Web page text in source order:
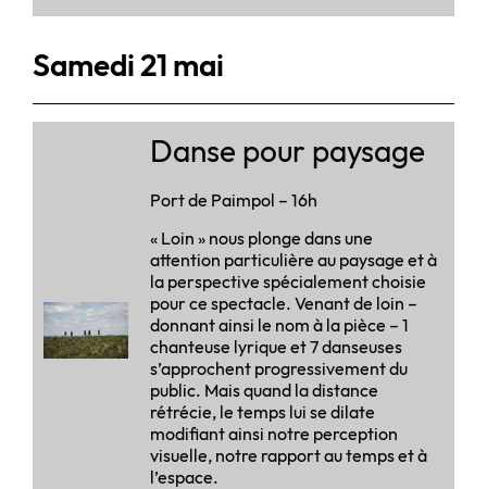
Samedi 21 mai
Danse pour paysage
Port de Paimpol – 16h
« Loin » nous plonge dans une
attention particulière au paysage et à
la perspective spécialement choisie
pour ce spectacle. Venant de loin –
donnant ainsi le nom à la pièce – 1
chanteuse lyrique et 7 danseuses
s’approchent progressivement du
public. Mais quand la distance
rétrécie, le temps lui se dilate
modifiant ainsi notre perception
visuelle, notre rapport au temps et à
l’espace.